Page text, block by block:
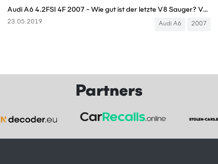
Audi A6 4.2FSI 4F 2007 - Wie gut ist der letzte V8 Sauger? Vorstellung, Test und Kaufberatung
23.05.2019 Audi A6 2007
Partners